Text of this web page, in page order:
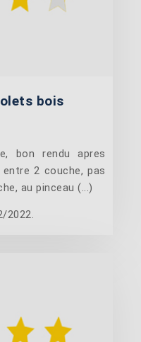
bois
bon rendu apres
2 couche, pas
au pinceau (...)
2022.